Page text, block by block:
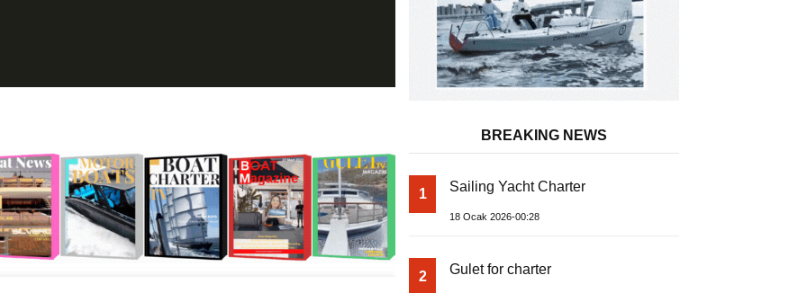
BREAKING NEWS
1 Sailing Yacht Charter
18 Ocak 2026-00:28
2 Gulet for charter